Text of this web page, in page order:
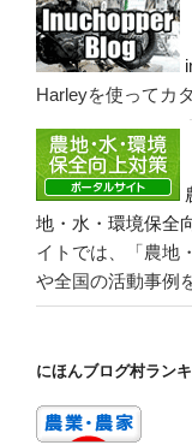
Harleyを使ってカ
地・水・環境保全
イトでは、「農地
や全国の活動事例
にほんブログ村ラン